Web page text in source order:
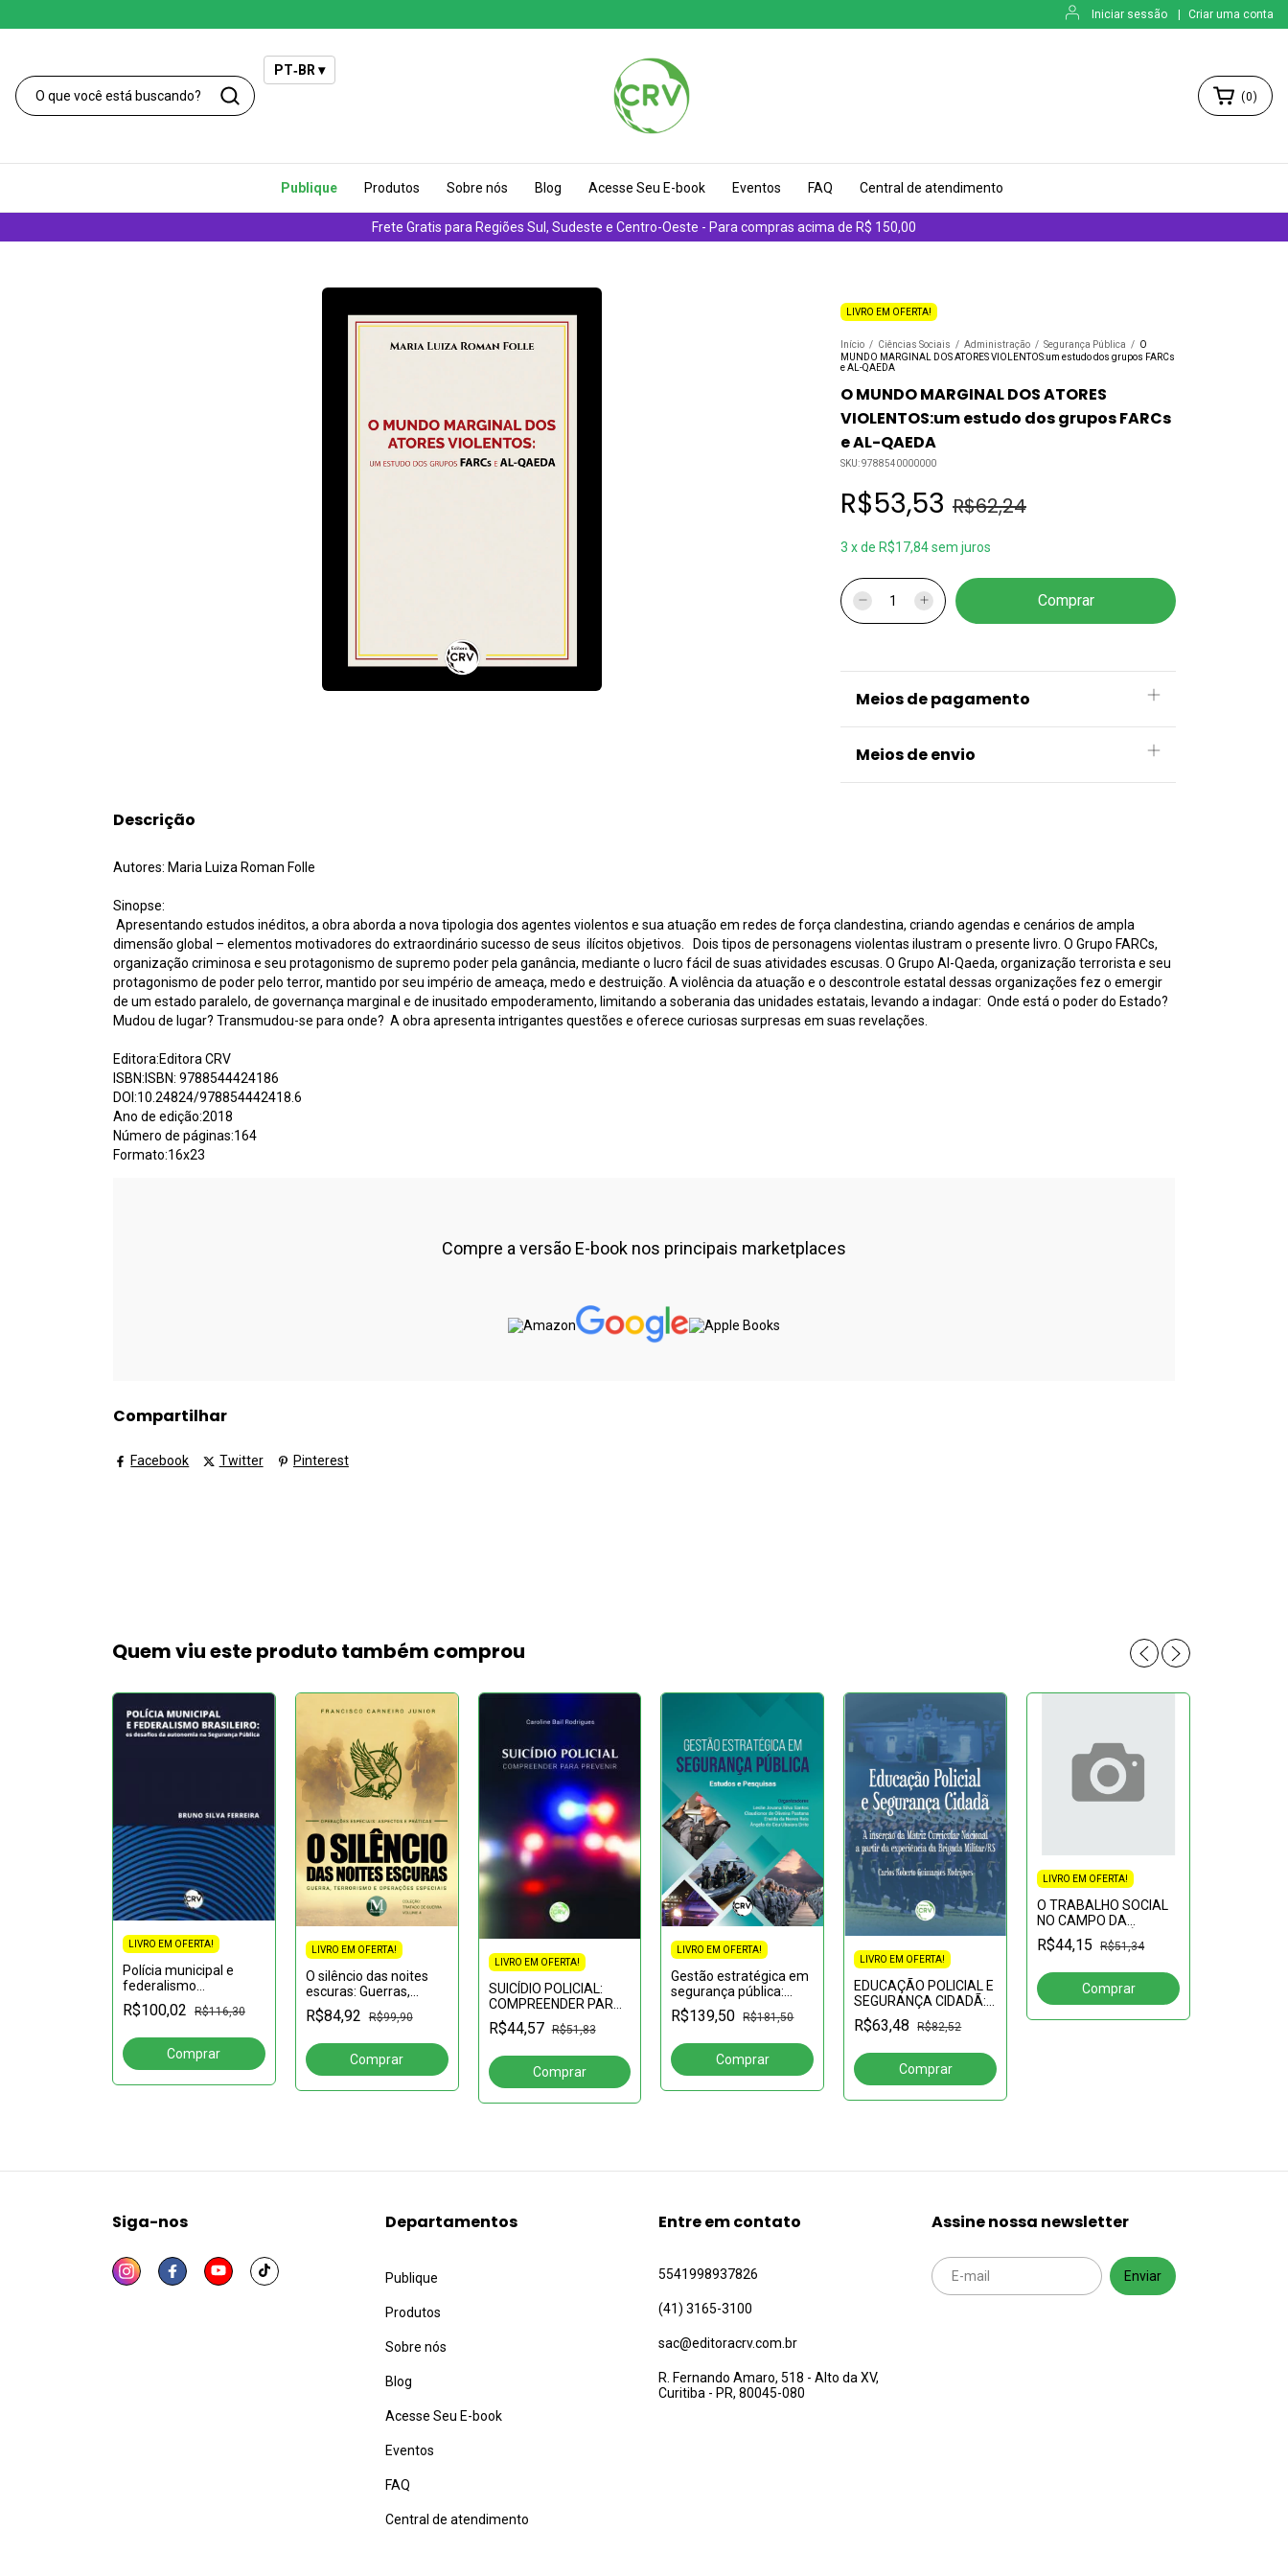
Iniciar sessão Criar uma conta
Frete Gratis para Regiões Sul, Sudeste e Centro-Oeste - Para compras acima de R$ 150,00
(0)
Publique Produtos Sobre nós Blog Acesse Seu E-book Eventos FAQ Central de atendimento
PT‑BR ▾
LIVRO EM OFERTA!
Início / Ciências Sociais / Administração / Segurança Pública / O
MUNDO MARGINAL DOS ATORES VIOLENTOS:um estudo dos grupos FARCs
e AL-QAEDA
O MUNDO MARGINAL DOS ATORES
VIOLENTOS:um estudo dos grupos FARCs
e AL-QAEDA
SKU:9788540000000
R$53,53 R$62,24
3 xde R$17,84sem juros
Meios de pagamento
Meios de envio
Descrição
Autores: Maria Luiza Roman Folle
Sinopse:
Apresentando estudos inéditos, a obra aborda a nova tipologia dos agentes violentos e sua atuação em redes de força clandestina, criando agendas e cenários de ampla
dimensão global – elementos motivadores do extraordinário sucesso de seus ilícitos objetivos. Dois tipos de personagens violentas ilustram o presente livro. O Grupo FARCs,
organização criminosa e seu protagonismo de supremo poder pela ganância, mediante o lucro fácil de suas atividades escusas. O Grupo Al-Qaeda, organização terrorista e seu
protagonismo de poder pelo terror, mantido por seu império de ameaça, medo e destruição. A violência da atuação e o descontrole estatal dessas organizações fez o emergir
de um estado paralelo, de governança marginal e de inusitado empoderamento, limitando a soberania das unidades estatais, levando a indagar: Onde está o poder do Estado?
Mudou de lugar? Transmudou-se para onde? A obra apresenta intrigantes questões e oferece curiosas surpresas em suas revelações.
Editora:Editora CRV
ISBN:ISBN: 9788544424186
DOI:10.24824/978854442418.6
Ano de edição:2018
Número de páginas:164
Formato:16x23
Compre a versão E-book nos principais marketplaces
Compartilhar
Facebook Twitter Pinterest
Quem viu este produto também comprou
LIVRO EM OFERTA!
Polícia municipal e
federalismo
brasileiro:Os desafios
da autonomia na
R$100,02 R$116,30
LIVRO EM OFERTA!
O silêncio das noites
escuras: Guerras,
Terrorismo e
Operações Especiais –
R$84,92 R$99,90
LIVRO EM OFERTA!
SUICÍDIO POLICIAL:
COMPREENDER PARA
PREVENIR
R$44,57 R$51,83
LIVRO EM OFERTA!
Gestão estratégica em
segurança pública:
Estudos e pesquisas
R$139,50 R$181,50
LIVRO EM OFERTA!
EDUCAÇÃO POLICIAL E
SEGURANÇA CIDADÃ:A
inserção da Matriz
Curricular Nacional a
Brigada Militar
R$63,48 R$82,52
LIVRO EM OFERTA!
O TRABALHO SOCIAL
NO CAMPO DA
SEGURANÇA PÚBLICA,
DIREITOS HUMANOS E
CONTEXTO
AMAZÔNICOColeção
R$44,15 R$51,34
Siga-nos Departamentos
Publique
Produtos
Sobre nós
Blog
Acesse Seu E-book
Eventos
FAQ
Central de atendimento
Entre em contato
5541998937826
(41) 3165-3100
sac@editoracrv.com.br
R. Fernando Amaro, 518 - Alto da XV,
Curitiba - PR, 80045-080
Assine nossa newsletter